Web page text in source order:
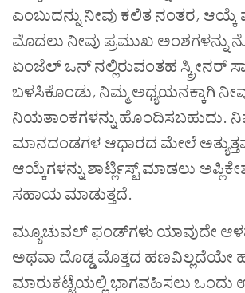
ಎಂಬುದನ್ನು ನೀವು ಕಲಿತ ನಂತರ, ಆಯ್ಕೆ
ಮೊದಲು ನೀವು ಪ್ರಮುಖ ಅಂಶಗಳನ್ನು
ಏಂಜೆಲ್ ಒನ್ ನಲ್ಲಿರುವಂತಹ ಸ್ಕ್ರೀನರ್
ಬಳಸಿಕೊಂಡು, ನಿಮ್ಮ ಅಧ್ಯಯನಕ್ಕಾಗಿ
ನಿಯತಾಂಕಗಳನ್ನು ಹೊಂದಿಸಬಹುದು.
ಮಾನದಂಡಗಳ ಆಧಾರದ ಮೇಲೆ
ಆಯ್ಕೆಗಳನ್ನು ಶಾರ್ಟ್ಲಿಸ್ಟ್ ಮಾಡಲು
ಸಹಾಯ ಮಾಡುತ್ತದೆ.
ಮ್ಯೂಚುವಲ್ ಫಂಡ್‌ಗಳು ಯಾವುದೇ
ಅಥವಾ ದೊಡ್ಡ ಮೊತ್ತದ ಹಣವಿಲ್ಲದೆಯೇ
ಮಾರುಕಟ್ಟೆಯಲ್ಲಿ ಭಾಗವಹಿಸಲು ಒಂದು